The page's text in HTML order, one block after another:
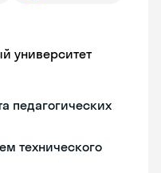
университет
педагогических
технического